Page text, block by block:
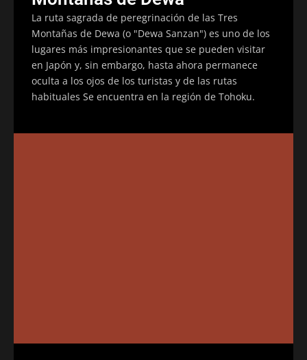
La ruta sagrada de peregrinación de las Tres
Montañas de Dewa (o "Dewa Sanzan") es uno de los
lugares más impresionantes que se pueden visitar
en Japón y, sin embargo, hasta ahora permanece
oculta a los ojos de los turistas y de las rutas
habituales Se encuentra en la región de Tohoku.